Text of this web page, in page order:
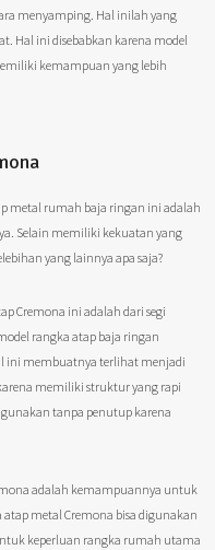
menyamping. Hal inilah yang
Hal ini disebabkan karena model
kemampuan yang lebih
metal rumah baja ringan ini adalah
Selain memiliki kekuatan yang
yang lainnya apa saja?
Cremona ini adalah dari segi
rangka atap baja ringan
ini membuatnya terlihat menjadi
memiliki struktur yang rapi
tanpa penutup karena
adalah kemampuannya untuk
metal Cremona bisa digunakan
keperluan rangka rumah utama